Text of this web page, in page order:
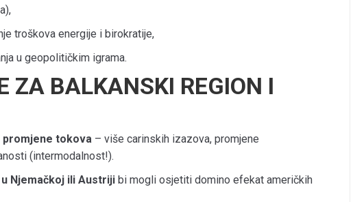
troškova energije i birokratije,
u geopolitičkim igrama.
ZA BALKANSKI REGION I
tokova – više carinskih izazova, promjene
(intermodalnost!).
Njemačkoj ili Austriji bi mogli osjetiti domino efekat američkih